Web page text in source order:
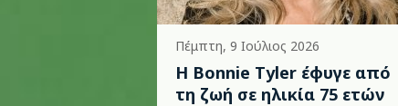
Πέμπτη, 9 Ιούλιος 2026
Η Bonnie Tyler έφυγε από
τη ζωή σε ηλικία 75 ετών